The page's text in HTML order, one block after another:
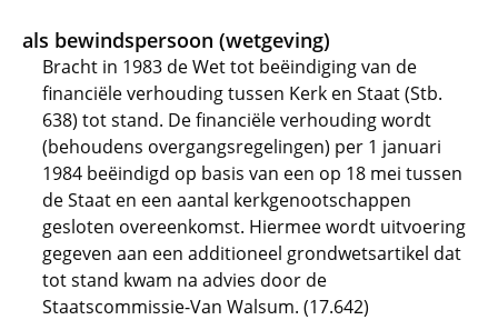
als bewindspersoon (wetgeving)
Bracht in 1983 de Wet tot beëindiging van de
financiële verhouding tussen Kerk en Staat (Stb.
638) tot stand. De financiële verhouding wordt
(behoudens overgangsregelingen) per 1 januari
1984 beëindigd op basis van een op 18 mei tussen
de Staat en een aantal kerkgenootschappen
gesloten overeenkomst. Hiermee wordt uitvoering
gegeven aan een additioneel grondwetsartikel dat
tot stand kwam na advies door de
Staatscommissie-Van Walsum. (17.642)